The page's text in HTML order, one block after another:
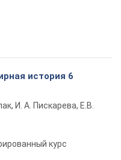
история 6
И. А. Пискарева, Е.В.
курс